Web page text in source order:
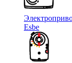
Esbe